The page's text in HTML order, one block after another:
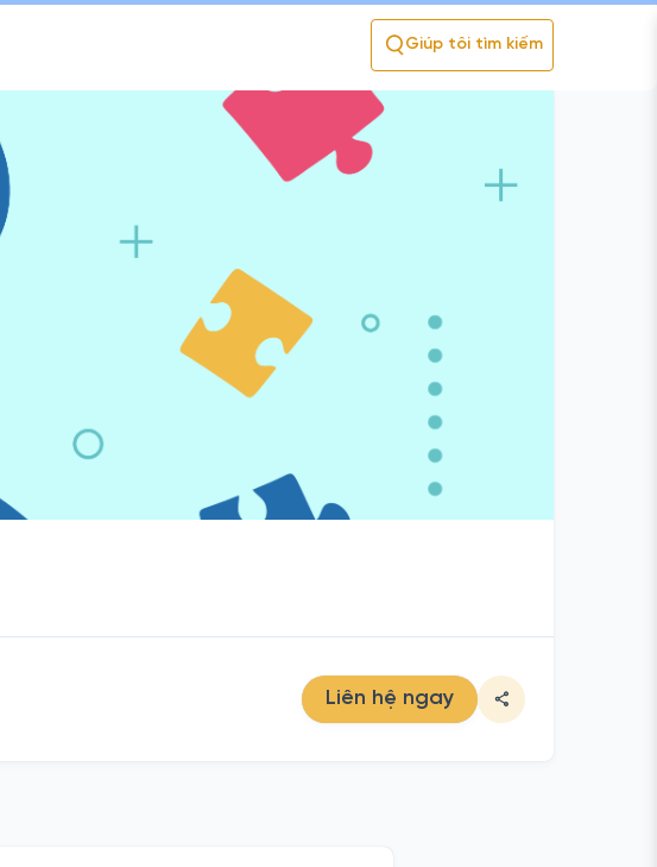
Giúp tôi tìm kiếm
Liên hệ ngay